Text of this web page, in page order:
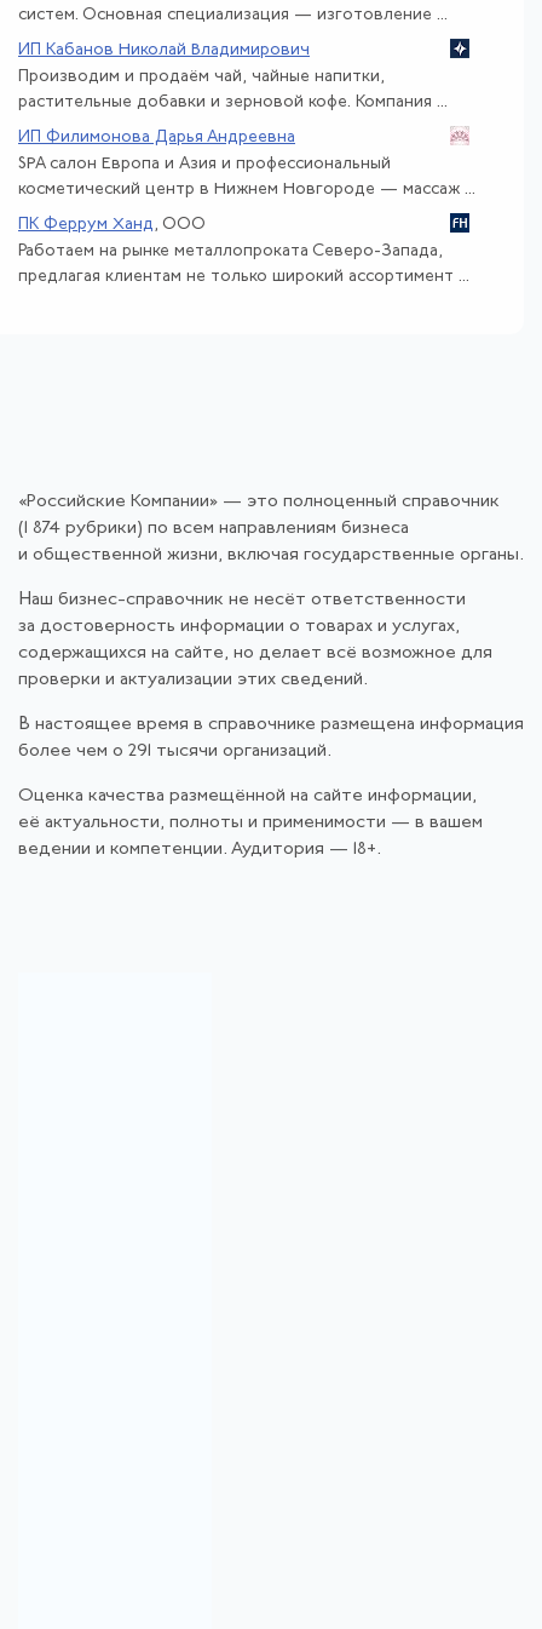
систем. Основная специализация — изготовление ...
ИП Кабанов Николай Владимирович
Производим и продаём чай, чайные напитки,
растительные добавки и зерновой кофе. Компания ...
ИП Филимонова Дарья Андреевна
SPA салон Европа и Азия и профессиональный
косметический центр в Нижнем Новгороде — массаж ...
ПК Феррум Ханд , ООО
Работаем на рынке металлопроката Северо-Запада,
предлагая клиентам не только широкий ассортимент ...
«Российские Компании» — это полноценный справочник
(1 874 рубрики) по всем направлениям бизнеса
и общественной жизни, включая государственные органы.
Наш бизнес-справочник не несёт ответственности
за достоверность информации о товарах и услугах,
содержащихся на сайте, но делает всё возможное для
проверки и актуализации этих сведений.
В настоящее время в справочнике размещена информация
более чем о 291 тысячи организаций.
Оценка качества размещённой на сайте информации,
её актуальности, полноты и применимости — в вашем
ведении и компетенции. Аудитория — 18+.